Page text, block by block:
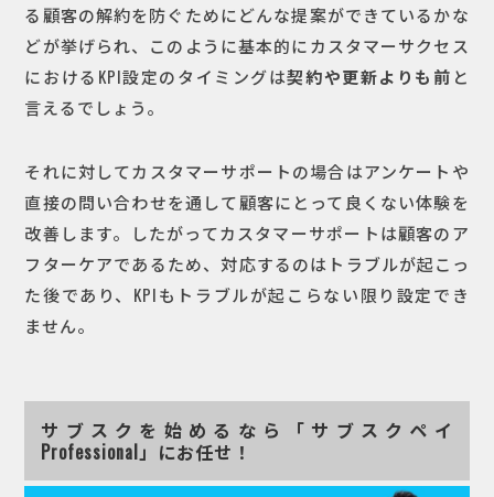
る顧客の解約を防ぐためにどんな提案ができているかな
どが挙げられ、このように基本的にカスタマーサクセス
におけるKPI設定のタイミングは契約や更新よりも前 と
言えるでしょう。
それに対してカスタマーサポートの場合はアンケートや
直接の問い合わせを通して顧客にとって良くない体験を
改善します。したがってカスタマーサポートは顧客のア
フターケアであるため、対応するのはトラブルが起こっ
た後であり、KPIもトラブルが起こらない限り設定でき
ません。
サブスクを始めるなら「サブスクペイ
Professional」にお任せ！